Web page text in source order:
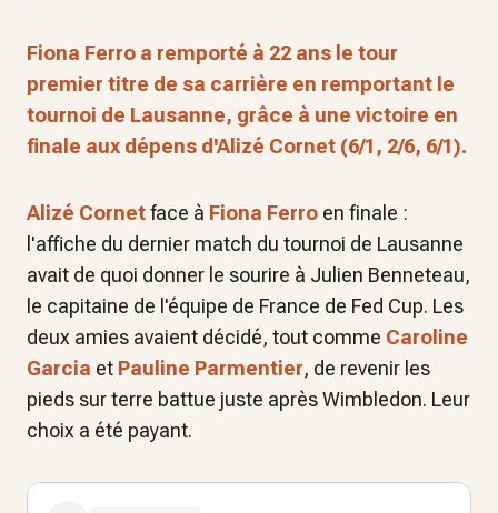
Fiona Ferro a remporté à 22 ans le tour
premier titre de sa carrière en remportant le
tournoi de Lausanne, grâce à une victoire en
finale aux dépens d'Alizé Cornet (6/1, 2/6, 6/1).
Alizé Cornetface à Fiona Ferro en finale :
l'affiche du dernier match du tournoi de Lausanne
avait de quoi donner le sourire à Julien Benneteau,
le capitaine de l'équipe de France de Fed Cup. Les
deux amies avaient décidé, tout comme Caroline
Garcia et Pauline Parmentier, de revenir les
pieds sur terre battue juste après Wimbledon. Leur
choix a été payant.